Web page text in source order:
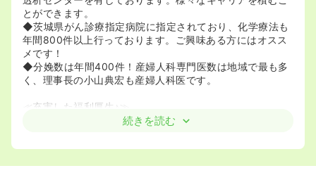
とができます。
◆茨城県がん診療指定病院に指定されており、化学療法も
年間800件以上行っております。ご興味ある方にはオスス
メです！
◆分娩数は年間400件！産婦人科専門医数は地域で最も多
く、理事長の小山典宏も産婦人科医です。
≪充実した福利厚生♪≫
◆生後6ヶ月からお預け可能な24時間保育所もあり、家庭
◆育休産休の取得実績もあり、復帰された方の勤務形態に
続きを読む